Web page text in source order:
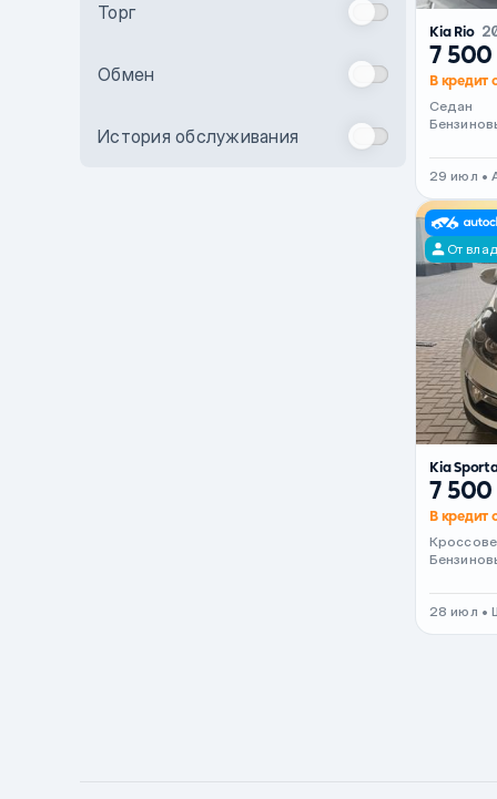
Бежевый
Комбинированный
Торг
Обмен
История обслуживания
Kia Rio
7
В кредит
Седан
29 июл •
От
Kia
7
В кредит
28 июл •